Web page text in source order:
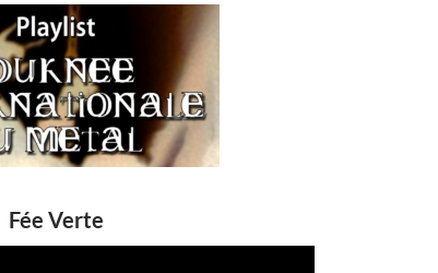
Fée Verte